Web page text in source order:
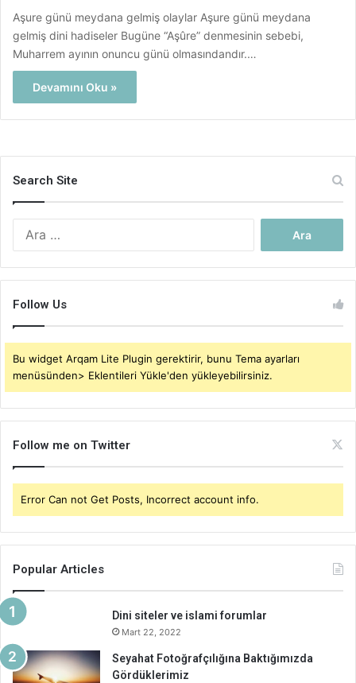
Aşure günü meydana gelmiş olaylar Aşure günü meydana
gelmiş dini hadiseler Bugüne “Aşûre” denmesinin sebebi,
Muharrem ayının onuncu günü olmasındandır.…
Devamını Oku »
Search Site
Follow Us
Bu widget Arqam Lite Plugin gerektirir, bunu Tema ayarları
menüsünden> Eklentileri Yükle'den yükleyebilirsiniz.
Follow me on Twitter
Error Can not Get Posts, Incorrect account info.
Popular Articles
Dini siteler ve islami forumlar
Mart 22, 2022
Seyahat Fotoğrafçılığına Baktığımızda
Gördüklerimiz